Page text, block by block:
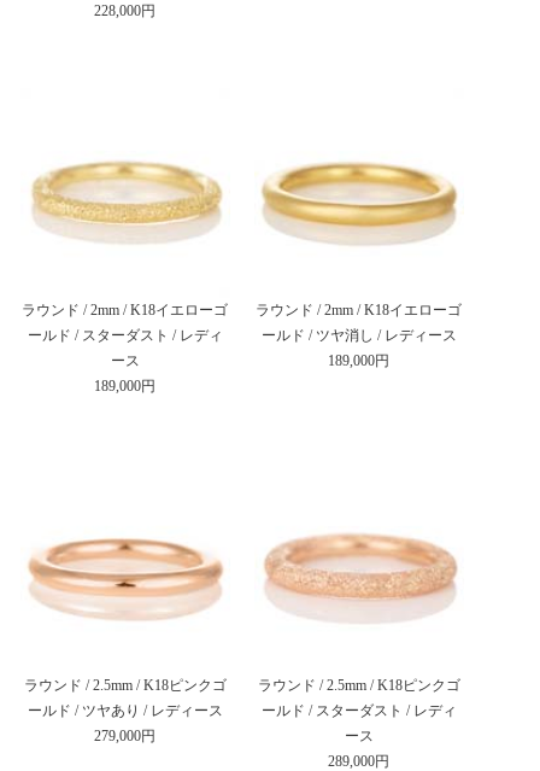
228,000円
ラウンド / 2mm / K18イエローゴ
ールド / スターダスト / レディ
ース
189,000円
ラウンド / 2mm / K18イエローゴ
ールド / ツヤ消し / レディース
189,000円
ラウンド / 2.5mm / K18ピンクゴ
ールド / ツヤあり / レディース
279,000円
ラウンド / 2.5mm / K18ピンクゴ
ールド / スターダスト / レディ
ース
289,000円